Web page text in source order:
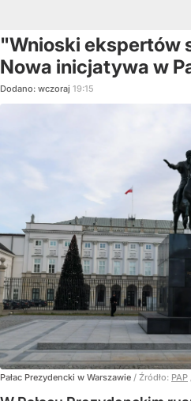
"Wnioski ekspertów
Nowa inicjatywa w
Dodano: wczoraj 19:15
Pałac Prezydencki w Warszawie / Źródło: PAP